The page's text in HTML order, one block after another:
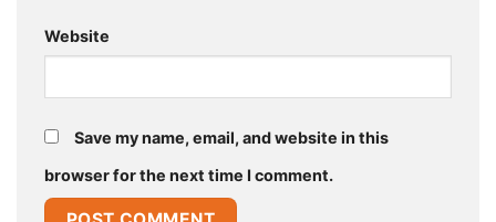
Website
Save my name, email, and website in this
browser for the next time I comment.